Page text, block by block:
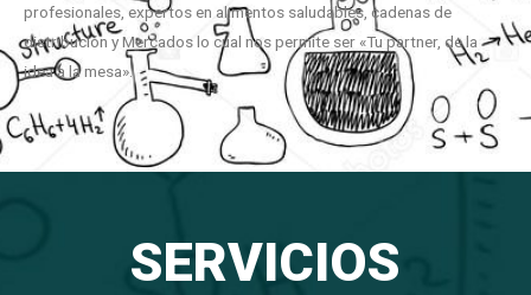
profesionales, expertos en alimentos saludables, cadenas de
distribución y Mercados lo cual nos permite ser «Tu partner, de la
idea a la mesa».
SERVICIOS